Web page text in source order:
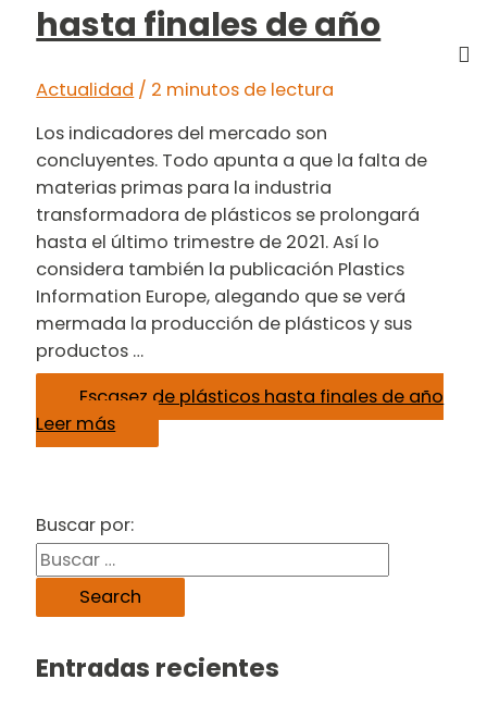
hasta finales de año
Actualidad / 2 minutos de lectura
Los indicadores del mercado son
concluyentes. Todo apunta a que la falta de
materias primas para la industria
transformadora de plásticos se prolongará
hasta el último trimestre de 2021. Así lo
considera también la publicación Plastics
Information Europe, alegando que se verá
mermada la producción de plásticos y sus
productos …
Escasez de plásticos hasta finales de año
Leer más
Buscar por:
Entradas recientes